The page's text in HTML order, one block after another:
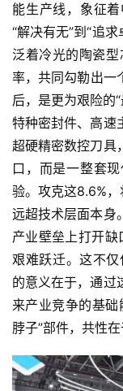
能生产线，象征
“解决有无”到“追
泛着冷光的陶瓷
率，共同勾勒出
后，是更为艰险的
特种密封件、高速
超硬精密数控刀具
口，而是一整套
验。攻克这8.6%
远超技术层面本身
产业壁垒上打开缺
艰难跃迁。这不
的意义在于，通过
来产业竞争的基
脖子”部件，共性